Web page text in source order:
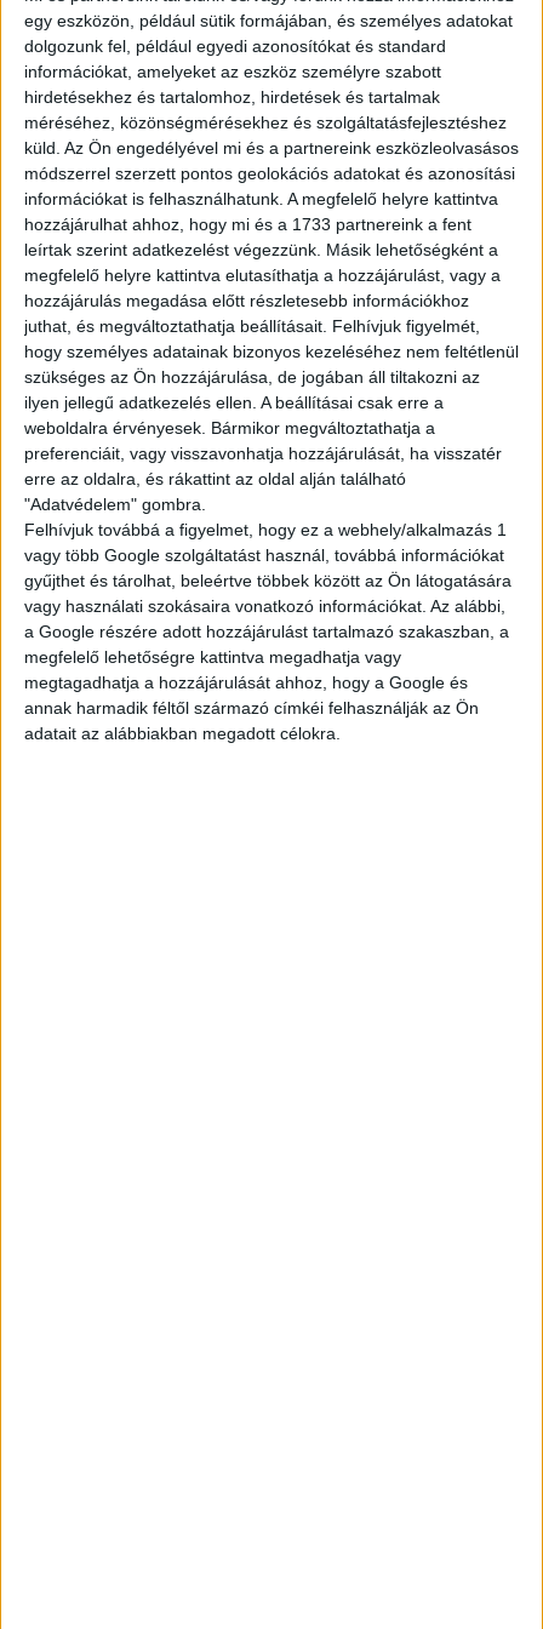
egy eszközön, például sütik formájában, és személyes adatokat
dolgozunk fel, például egyedi azonosítókat és standard
információkat, amelyeket az eszköz személyre szabott
hirdetésekhez és tartalomhoz, hirdetések és tartalmak
méréséhez, közönségmérésekhez és szolgáltatásfejlesztéshez
küld. Az Ön engedélyével mi és a partnereink eszközleolvasásos
módszerrel szerzett pontos geolokációs adatokat és azonosítási
információkat is felhasználhatunk. A megfelelő helyre kattintva
hozzájárulhat ahhoz, hogy mi és a 1733 partnereink a fent
leírtak szerint adatkezelést végezzünk. Másik lehetőségként a
megfelelő helyre kattintva elutasíthatja a hozzájárulást, vagy a
hozzájárulás megadása előtt részletesebb információkhoz
juthat, és megváltoztathatja beállításait. Felhívjuk figyelmét,
hogy személyes adatainak bizonyos kezeléséhez nem feltétlenül
szükséges az Ön hozzájárulása, de jogában áll tiltakozni az
ilyen jellegű adatkezelés ellen. A beállításai csak erre a
weboldalra érvényesek. Bármikor megváltoztathatja a
preferenciáit, vagy visszavonhatja hozzájárulását, ha visszatér
erre az oldalra, és rákattint az oldal alján található
"Adatvédelem" gombra.
Felhívjuk továbbá a figyelmet, hogy ez a webhely/alkalmazás 1
vagy több Google szolgáltatást használ, továbbá információkat
gyűjthet és tárolhat, beleértve többek között az Ön látogatására
vagy használati szokásaira vonatkozó információkat. Az alábbi,
a Google részére adott hozzájárulást tartalmazó szakaszban, a
megfelelő lehetőségre kattintva megadhatja vagy
megtagadhatja a hozzájárulását ahhoz, hogy a Google és
annak harmadik féltől származó címkéi felhasználják az Ön
adatait az alábbiakban megadott célokra.
---------------------------------
English version
Are you looking for a flexible job? We got you!
Join to the WOLT couriers’ team and work whenever
you want to! Ride your bike,hop on your rollerskate and
pickup the orders!
Tasks:
Deliver the orders
Requirements:
Full-time student legal relationship
Own vehicle
Costumer-friendly attitude
Basic Hungarian knowledge
Avarage available hourly wage:
gross 2.022-5.482,- HUF/hour (informative)
JELENTKEZÉS